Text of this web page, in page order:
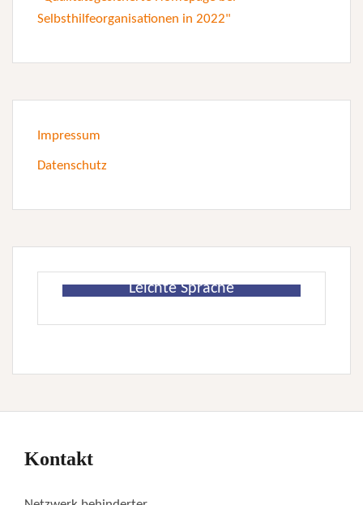
Impressum
Datenschutz
Leichte Sprache
Kontakt